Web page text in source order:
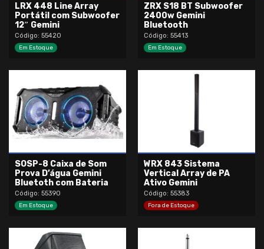
LRX 448 Line Array
Portátil com Subwoofer
12″ Gemini
Código: 55420
Em Estoque
ZRX S18 BT Subwoofer
2400w Gemini
Bluetooth
Código: 55413
Em Estoque
SOSP-8 Caixa de Som
Prova D’água Gemini
Bluetoth com Bateria
Código: 55390
Em Estoque
WRX 843 Sistema
Vertical Array de PA
Ativo Gemini
Código: 55383
Fora de Estoque